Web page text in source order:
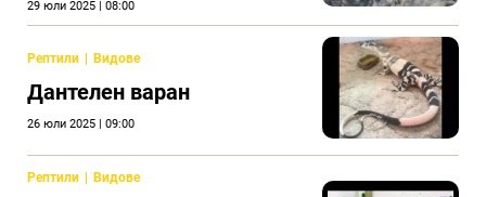
29 юли 2025 | 08:00
Рептили Видове
Дантелен варан
26 юли 2025 | 09:00
Рептили Видове